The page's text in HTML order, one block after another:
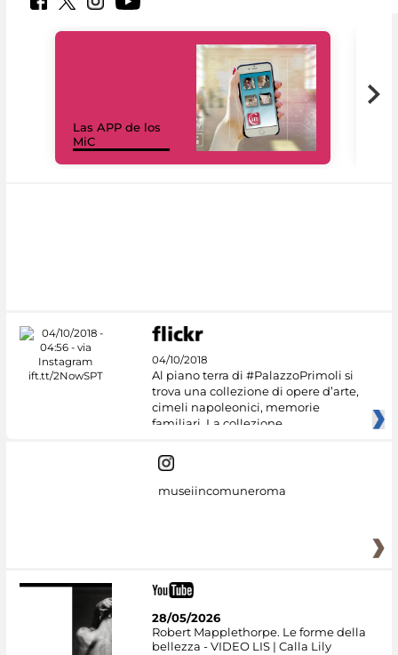
Las APP de los
MiC
04/10/2018
Al piano terra di #PalazzoPrimoli si
trova una collezione di opere d’arte,
cimeli napoleonici, memorie
familiari. La collezione
museiincomuneroma
28/05/2026
Robert Mapplethorpe. Le forme della
bellezza - VIDEO LIS | Calla Lily